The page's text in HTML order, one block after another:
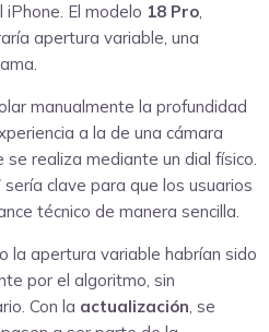
El modelo 18 Pro
apertura variable, una
manualmente la profundidad
a la de una cámara
realiza mediante un dial físico.
sería clave para que los usuarios
técnico de manera sencilla.
la apertura variable habrían sido
por el algoritmo, sin
Con la actualización , se